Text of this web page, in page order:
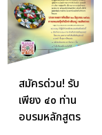
สมัครด่วน! รับ
เพียง ๔๐ ท่าน
อบรมหลักสูตร